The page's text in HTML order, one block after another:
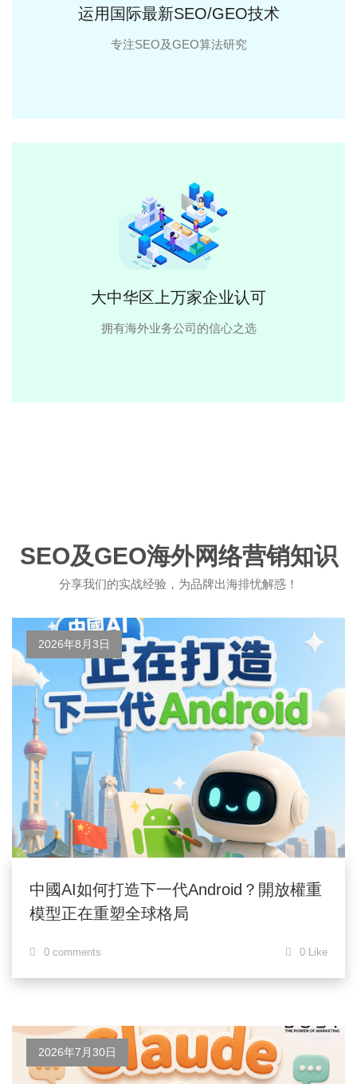
运用国际最新SEO/GEO技术
专注SEO及GEO算法研究
大中华区上万家企业认可
拥有海外业务公司的信心之选
SEO及GEO海外网络营销知识
分享我们的实战经验，为品牌出海排忧解惑！
2026年8月3日
中國AI如何打造下一代Android？開放權重
模型正在重塑全球格局
0 comments 0 Like
2026年7月30日